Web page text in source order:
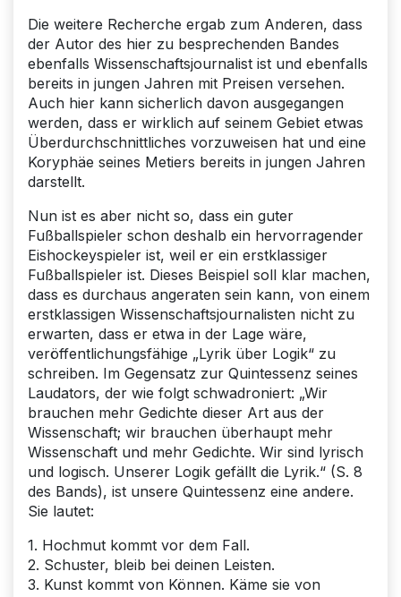
Die weitere Recherche ergab zum Anderen, dass
der Autor des hier zu besprechenden Bandes
ebenfalls Wissenschaftsjournalist ist und ebenfalls
bereits in jungen Jahren mit Preisen versehen.
Auch hier kann sicherlich davon ausgegangen
werden, dass er wirklich auf seinem Gebiet etwas
Überdurchschnittliches vorzuweisen hat und eine
Koryphäe seines Metiers bereits in jungen Jahren
darstellt.
Nun ist es aber nicht so, dass ein guter
Fußballspieler schon deshalb ein hervorragender
Eishockeyspieler ist, weil er ein erstklassiger
Fußballspieler ist. Dieses Beispiel soll klar machen,
dass es durchaus angeraten sein kann, von einem
erstklassigen Wissenschaftsjournalisten nicht zu
erwarten, dass er etwa in der Lage wäre,
veröffentlichungsfähige „Lyrik über Logik“ zu
schreiben. Im Gegensatz zur Quintessenz seines
Laudators, der wie folgt schwadroniert: „Wir
brauchen mehr Gedichte dieser Art aus der
Wissenschaft; wir brauchen überhaupt mehr
Wissenschaft und mehr Gedichte. Wir sind lyrisch
und logisch. Unserer Logik gefällt die Lyrik.“ (S. 8
des Bands), ist unsere Quintessenz eine andere.
Sie lautet:
1. Hochmut kommt vor dem Fall.
2. Schuster, bleib bei deinen Leisten.
3. Kunst kommt von Können. Käme sie von